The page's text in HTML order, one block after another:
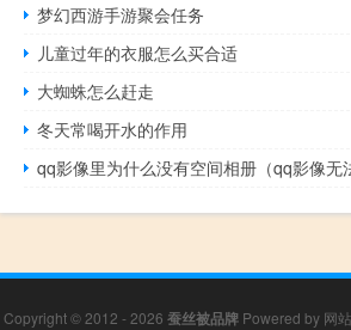
梦幻西游手游聚会任务
儿童过年的衣服怎么买合适
大蜘蛛怎么赶走
冬天常喝开水的作用
qq影像里为什么没有空间相册（qq影像无
Copyright © 2012 - 2026 蚕丝被品牌 Powered by 网